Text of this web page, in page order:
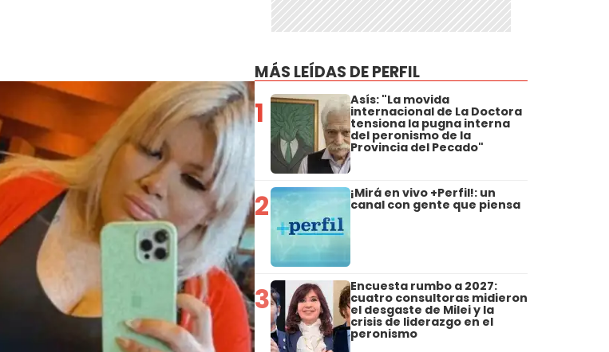
MÁS LEÍDAS DE PERFIL
1 Asís: "La movida
internacional de La Doctora
tensiona la pugna interna
del peronismo de la
Provincia del Pecado"
2 ¡Mirá en vivo +Perfil!: un
canal con gente que piensa
3 Encuesta rumbo a 2027:
cuatro consultoras midieron
el desgaste de Milei y la
crisis de liderazgo en el
peronismo